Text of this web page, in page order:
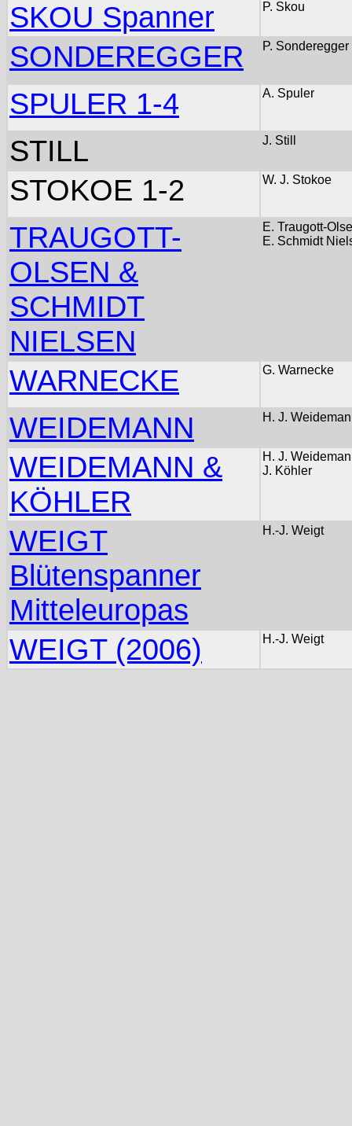
SKOU Spanner P. Skou
SONDEREGGER P. Sonderegger
SPULER 1-4 A. Spuler
STILL J. Still
STOKOE 1-2 W. J. Stokoe
TRAUGOTT-
OLSEN &
SCHMIDT
NIELSEN
E. Traugott-
E. Schmidt
WARNECKE G. Warnecke
WEIDEMANN H. J.
WEIDEMANN &
KÖHLER
H. J.
J. Köhler
WEIGT
Blütenspanner
Mitteleuropas
H.-J. Weigt
WEIGT (2006) H.-J. Weigt